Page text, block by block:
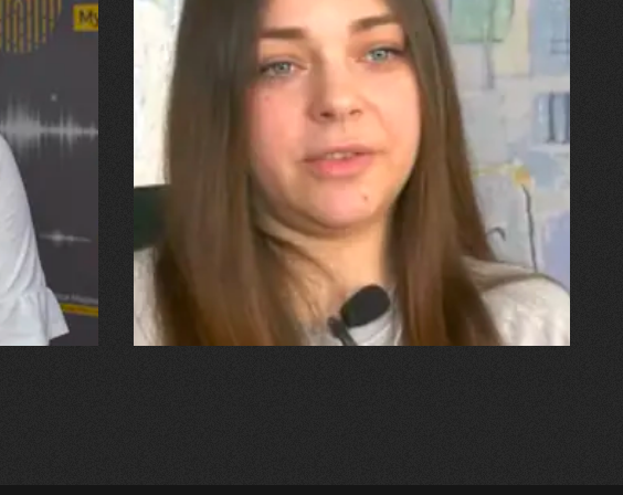
27.07.2026
"Я перенесла 11 операцій, та
плакала від фантомного
болю. Але маленька донька
бере за руку і змушує йти
далі"